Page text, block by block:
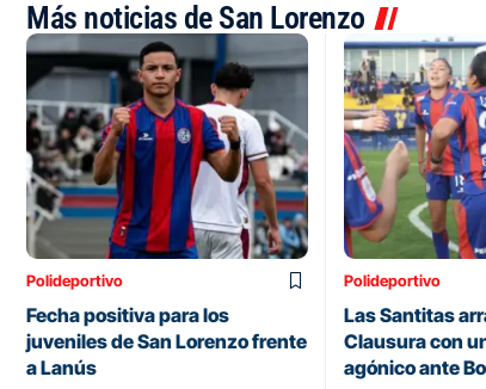
Más noticias de San Lorenzo
Polideportivo
Fecha positiva para los
juveniles de San Lorenzo frente
a Lanús
Polideportivo
Las Santitas
Clausura con
agónico ante